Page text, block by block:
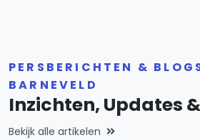
PERSBERICHTEN &
BARNEVELD
Inzichten, Updates
Bekijk alle artikelen